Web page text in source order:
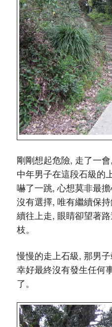
剛剛想起危險, 走了一
中年男子在這段石級的
嚇了一跳, 心想莫非最
沒有選擇, 唯有繼續保
續往上走, 眼睛卻望著
枝。
慢慢的走上石級, 那男
幸好最終沒有發生任何
了。